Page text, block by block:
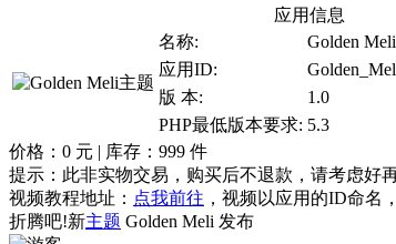
应用信息
名称:
Golden
应用ID:
版 本:
1.0
PHP最低版本要求: 5.3
价格： 0 元 | 库存： 999 件
提示：此非实物交易，购买后不退款，请考虑好
视频教程地址： 点我前往 ，视频以应用的ID命名
折腾吧!新主题 Golden Meli 发布